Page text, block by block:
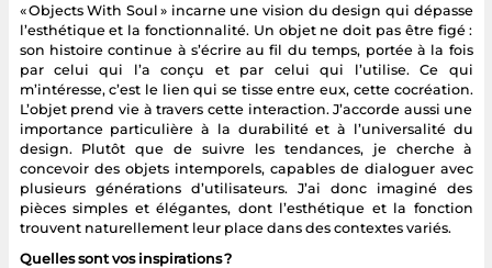
« Objects With Soul » incarne une vision du design qui dépasse
l’esthétique et la fonctionnalité. Un objet ne doit pas être figé :
son histoire continue à s’écrire au fil du temps, portée à la fois
par celui qui l’a conçu et par celui qui l’utilise. Ce qui
m’intéresse, c’est le lien qui se tisse entre eux, cette cocréation.
L’objet prend vie à travers cette interaction. J’accorde aussi une
importance particulière à la durabilité et à l’universalité du
design. Plutôt que de suivre les tendances, je cherche à
concevoir des objets intemporels, capables de dialoguer avec
plusieurs générations d’utilisateurs. J’ai donc imaginé des
pièces simples et élégantes, dont l’esthétique et la fonction
trouvent naturellement leur place dans des contextes variés.
Quelles sont vos inspirations ?